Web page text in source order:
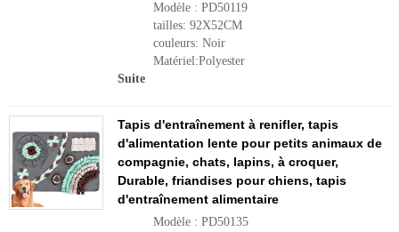
Modèle : PD50119
tailles: 92X52CM
couleurs: Noir
Matériel:Polyester
Suite
Tapis d'entraînement à renifler, tapis
d'alimentation lente pour petits animaux de
compagnie, chats, lapins, à croquer,
Durable, friandises pour chiens, tapis
d'entraînement alimentaire
Modèle : PD50135